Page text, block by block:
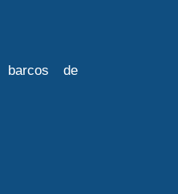
barcos de